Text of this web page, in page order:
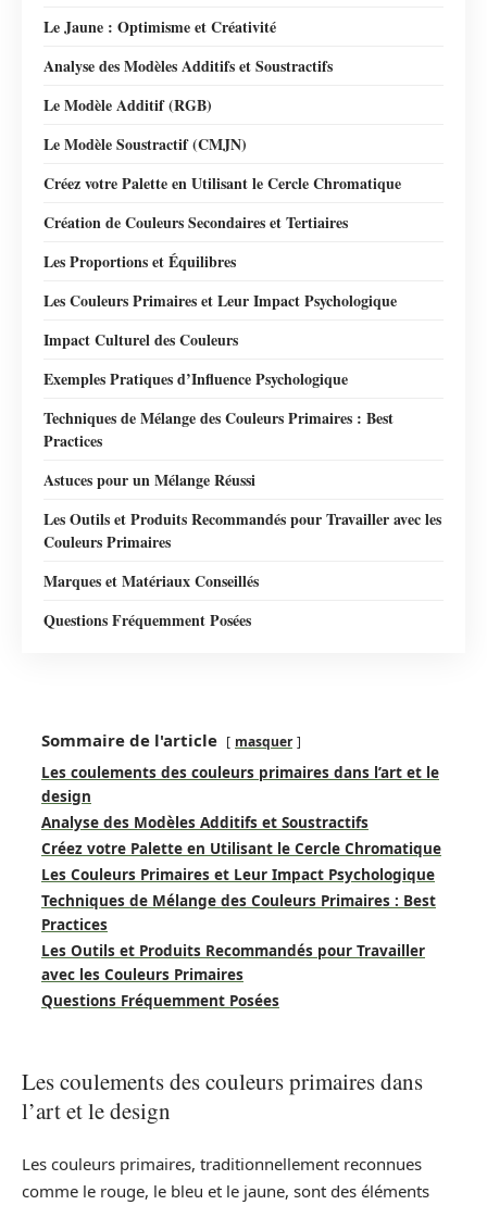
Le Jaune : Optimisme et Créativité
Analyse des Modèles Additifs et Soustractifs
Le Modèle Additif (RGB)
Le Modèle Soustractif (CMJN)
Créez votre Palette en Utilisant le Cercle Chromatique
Création de Couleurs Secondaires et Tertiaires
Les Proportions et Équilibres
Les Couleurs Primaires et Leur Impact Psychologique
Impact Culturel des Couleurs
Exemples Pratiques d’Influence Psychologique
Techniques de Mélange des Couleurs Primaires : Best
Practices
Astuces pour un Mélange Réussi
Les Outils et Produits Recommandés pour Travailler avec les
Couleurs Primaires
Marques et Matériaux Conseillés
Questions Fréquemment Posées
Sommaire de l'article masquer
Les coulements des couleurs primaires dans l’art et le
design
Analyse des Modèles Additifs et Soustractifs
Créez votre Palette en Utilisant le Cercle Chromatique
Les Couleurs Primaires et Leur Impact Psychologique
Techniques de Mélange des Couleurs Primaires : Best
Practices
Les Outils et Produits Recommandés pour Travailler
avec les Couleurs Primaires
Questions Fréquemment Posées
Les coulements des couleurs primaires dans
l’art et le design
Les couleurs primaires, traditionnellement reconnues
comme le rouge, le bleu et le jaune, sont des éléments